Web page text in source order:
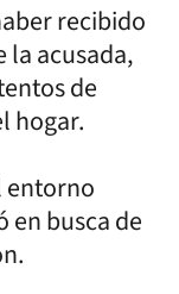
recibido
la acusada,
de
hogar.
entorno
en busca de